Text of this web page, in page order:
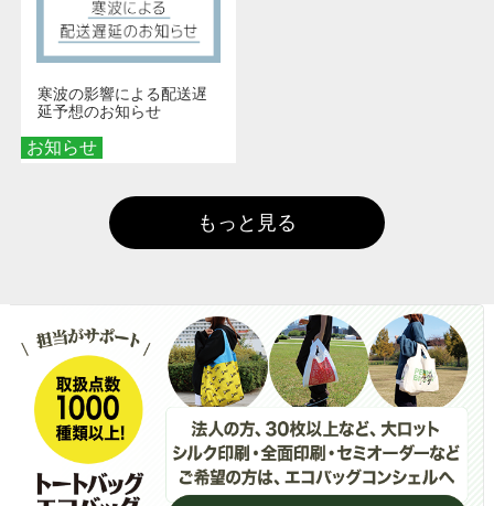
お知らせ
寒波の影響による配送遅
延予想のお知らせ
もっと見る